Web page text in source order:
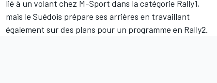
lié à un volant chez M-Sport dans la catégorie Rally1,
mais le Suédois prépare ses arrières en travaillant
également sur des plans pour un programme en Rally2.